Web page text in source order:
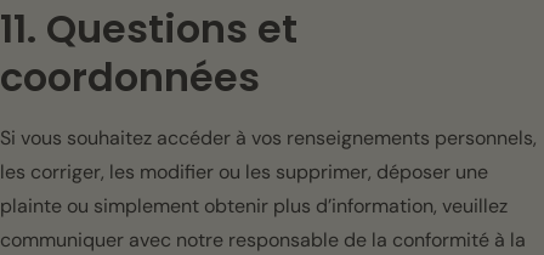
11. Questions et
coordonnées
Si vous souhaitez accéder à vos renseignements personnels,
les corriger, les modifier ou les supprimer, déposer une
plainte ou simplement obtenir plus d’information, veuillez
communiquer avec notre responsable de la conformité à la